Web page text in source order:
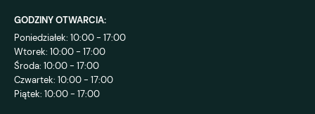
GODZINY OTWARCIA:
Poniedziałek: 10:00 - 17:00
Wtorek: 10:00 - 17:00
Środa: 10:00 - 17:00
Czwartek: 10:00 - 17:00
Piątek: 10:00 - 17:00